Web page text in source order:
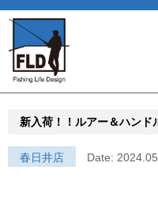
新入荷！！ルアー＆ハンド
春日井店 Date: